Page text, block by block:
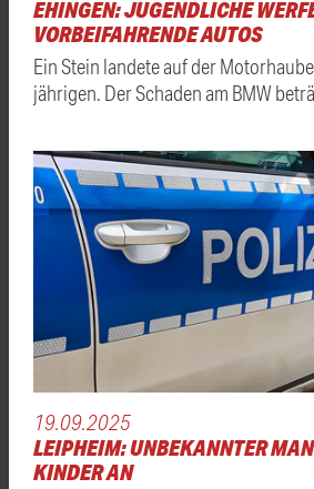
EHINGEN: JUGENDLICHE
VORBEIFAHRENDE AUTOS
Ein Stein landete auf der
jährigen. Der Schaden am BMW
19.09.2025
LEIPHEIM: UNBEKANNTER
KINDER AN